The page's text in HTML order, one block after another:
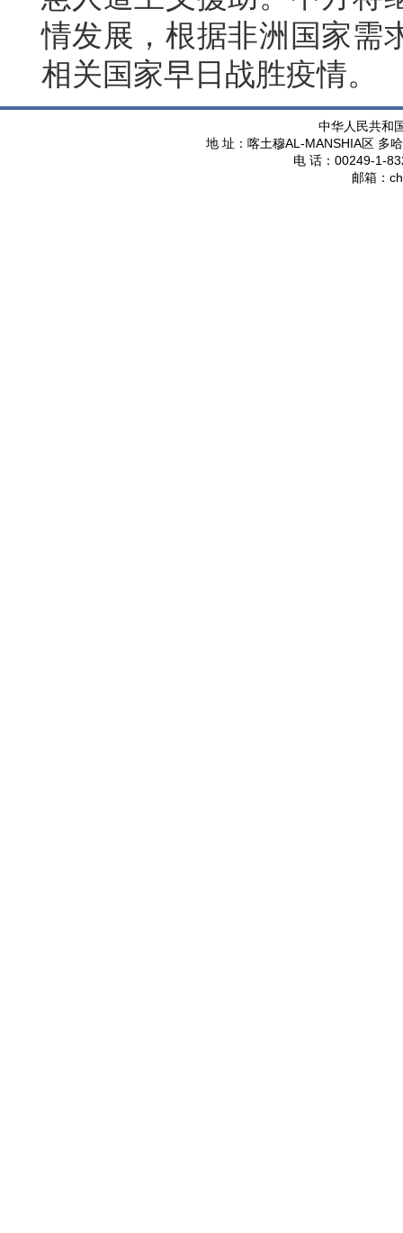
情发展，根据非洲国家需
相关国家早日战胜疫情。
中华人民共和
地 址：喀土穆AL-MANSHIA区 多
电 话： 00249-1-
邮箱：